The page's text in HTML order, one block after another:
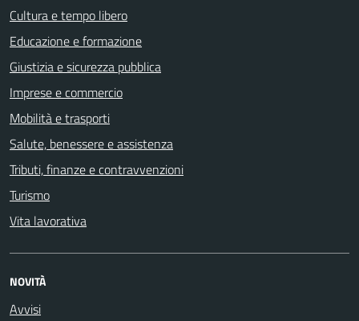
Cultura e tempo libero
Educazione e formazione
Giustizia e sicurezza pubblica
Imprese e commercio
Mobilità e trasporti
Salute, benessere e assistenza
Tributi, finanze e contravvenzioni
Turismo
Vita lavorativa
NOVITÀ
Avvisi